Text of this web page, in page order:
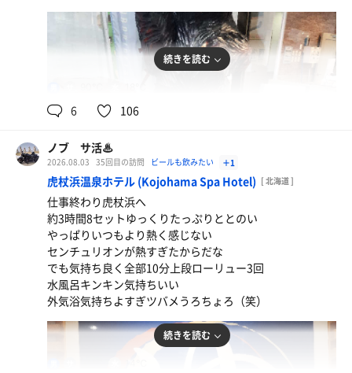
続きを読む
6 106
ノブ サ活♨
2026.08.03 35回目の訪問 ビールも飲みたい ＋1
虎杖浜温泉ホテル (Kojohama Spa Hotel) [ 北海道 ]
仕事終わり虎杖浜へ
約3時間8セットゆっくりたっぷりととのい
やっぱりいつもより熱く感じない
センチュリオンが熱すぎたからだな
でも気持ち良く全部10分上段ローリュー3回
水風呂キンキン気持ちいい
外気浴気持ちよすぎツバメうろちょろ（笑）
続きを読む